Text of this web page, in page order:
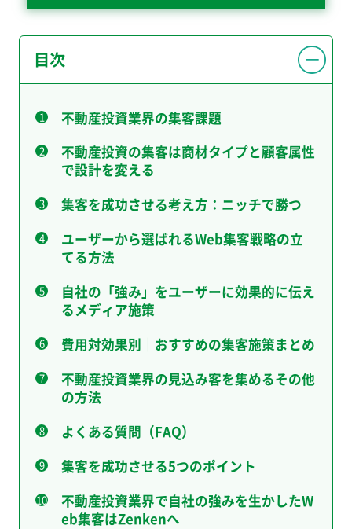
目次
不動産投資業界の集客課題
不動産投資の集客は商材タイプと顧客属性
で設計を変える
集客を成功させる考え方：ニッチで勝つ
ユーザーから選ばれるWeb集客戦略の立
てる方法
自社の「強み」をユーザーに効果的に伝え
るメディア施策
費用対効果別｜おすすめの集客施策まとめ
不動産投資業界の見込み客を集めるその他
の方法
よくある質問（FAQ）
集客を成功させる5つのポイント
不動産投資業界で自社の強みを生かしたW
eb集客はZenkenへ